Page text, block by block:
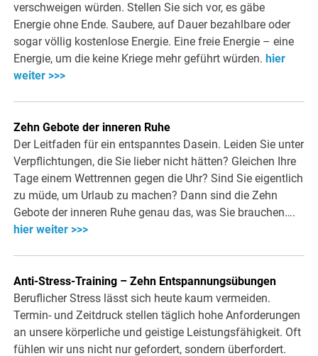
verschweigen würden. Stellen Sie sich vor, es gäbe
Energie ohne Ende. Saubere, auf Dauer bezahlbare oder
sogar völlig kostenlose Energie. Eine freie Energie – eine
Energie, um die keine Kriege mehr geführt würden. hier
weiter >>>
Zehn Gebote der inneren Ruhe
Der Leitfaden für ein entspanntes Dasein. Leiden Sie unter
Verpflichtungen, die Sie lieber nicht hätten? Gleichen Ihre
Tage einem Wettrennen gegen die Uhr? Sind Sie eigentlich
zu müde, um Urlaub zu machen? Dann sind die Zehn
Gebote der inneren Ruhe genau das, was Sie brauchen….
hier weiter >>>
Anti-Stress-Training – Zehn Entspannungsübungen
Beruflicher Stress lässt sich heute kaum vermeiden.
Termin- und Zeitdruck stellen täglich hohe Anforderungen
an unsere körperliche und geistige Leistungsfähigkeit. Oft
fühlen wir uns nicht nur gefordert, sondern überfordert.